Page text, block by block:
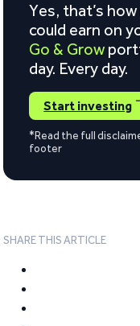
Yes, that’s
could earn on
Go & Grow
day. Every day.
Start investing
*Read the full
footer
SHARE THIS ARTICLE